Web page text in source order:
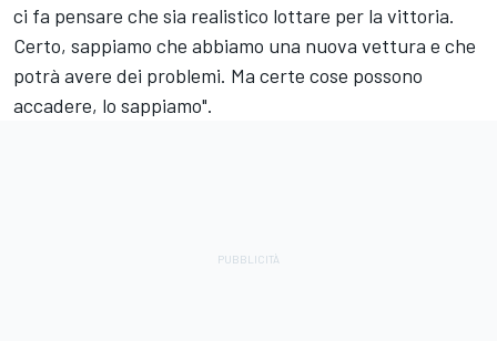
ci fa pensare che sia realistico lottare per la vittoria.
Certo, sappiamo che abbiamo una nuova vettura e che
potrà avere dei problemi. Ma certe cose possono
accadere, lo sappiamo".